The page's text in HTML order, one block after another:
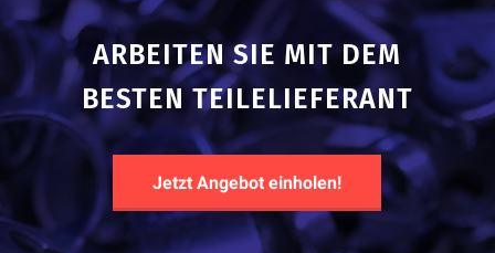
ARBEITEN SIE MIT DEM
BESTEN TEILELIEFERANT
Jetzt Angebot einholen!